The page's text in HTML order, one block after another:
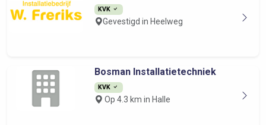
KVK
Gevestigd in Heelweg
Bosman Installatietechniek
KVK
Op 4.3 km in Halle